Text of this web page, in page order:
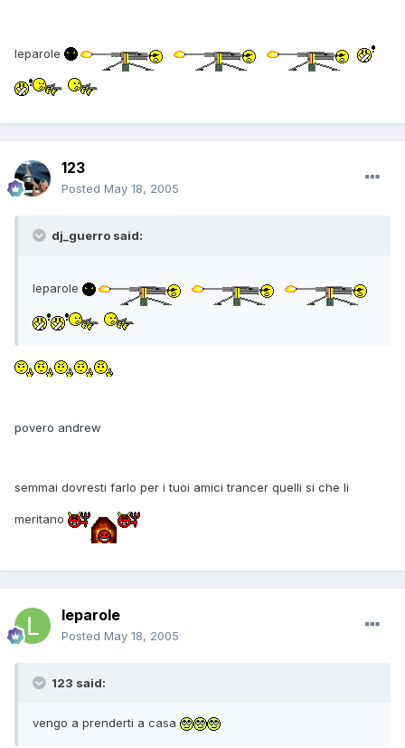
leparole
123
Posted May 18, 2005
dj_guerro said:
leparole
povero andrew
semmai dovresti farlo per i tuoi amici trancer quelli si che li
meritano
leparole
Posted May 18, 2005
123 said:
vengo a prenderti a casa